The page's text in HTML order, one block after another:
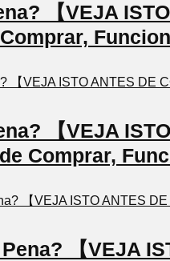
【VEJA
【VEJA
Comprar,
【VEJA